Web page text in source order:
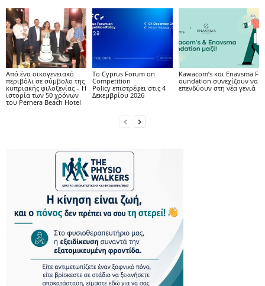
Από ένα οικογενειακό
περιβόλι σε σύμβολο της
κυπριακής φιλοξενίας – Η
ιστορία των 50 χρόνων
του Pernera Beach Hotel
Το Cyprus Forum on
Competition
Policy επιστρέφει στις 4
Δεκεμβρίου 2026
Kawacom’s και Enavsma F
oundation συνεχίζουν να
επενδύουν στη νέα γενιά